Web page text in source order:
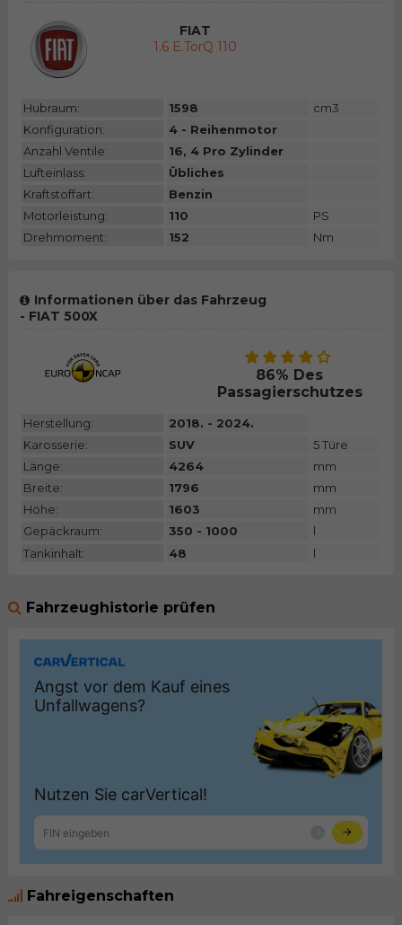
FIAT
1.6 E.torQ 110
Hubraum: 1598
cm3
Konfiguration:
4 - Reihenmotor
Anzahl Ventile:
16, 4 Pro Zylinder
Lufteinlass:
Übliches
Kraftstoffart:
Benzin
Motorleistung:
110
PS
Drehmoment:
152 Nm
Informationen über das Fahrzeug
- FIAT 500X
86% Des
Passagierschutzes
Herstellung:
2018. - 2024.
Karosserie:
SUV
5 Türe
Länge:
4264
mm
Breite:
1796
mm
Höhe:
1603
mm
Gepäckraum:
350 - 1000
l
Tankinhalt:
48 l
Fahrzeughistorie prüfen
Fahreigenschaften